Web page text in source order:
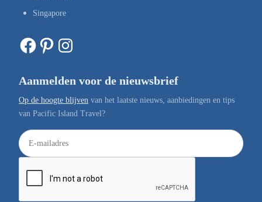
Singapore
Facebook Pinterest Instagram
Aanmelden voor de nieuwsbrief
Op de hoogte blijven van het laatste nieuws, aanbiedingen en tips
van Pacific Island Travel?
E
-